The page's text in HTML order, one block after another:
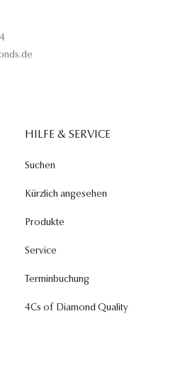
HILFE & SERVICE
Suchen
Kürzlich angesehen
Produkte
Service
Terminbuchung
4Cs of Diamond Quality